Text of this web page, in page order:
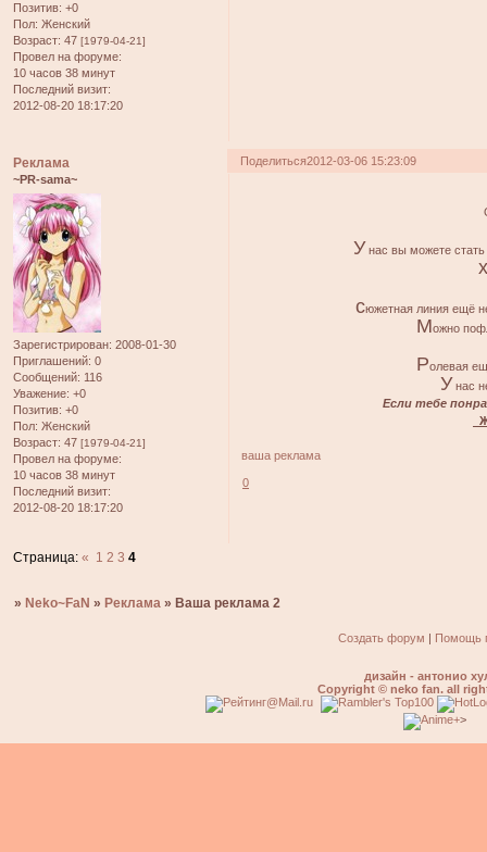
Позитив: +0
Пол: Женский
Возраст: 47 [1979-04-21]
Провел на форуме:
10 часов 38 минут
Последний визит:
2012-08-20 18:17:20
Поделиться2012-03-06 15:23:09
Реклама
~PR-sama~
Зарегистрирован: 2008-01-30
Приглашений: 0
Сообщений: 116
Уважение: +0
Позитив: +0
Пол: Женский
Возраст: 47 [1979-04-21]
Провел на форуме:
10 часов 38 минут
Последний визит:
2012-08-20 18:17:20
У нас вы можете стать
х
сюжетная линия ещё
Можно
Ролевая
У нас
Если тебе
ваша реклама
0
Страница:« 1 2 3 4
» Neko~FaN » Реклама » Ваша реклама 2
Создать форум | Помощь
дизайн - антонио
Copyright © neko fan. all
>